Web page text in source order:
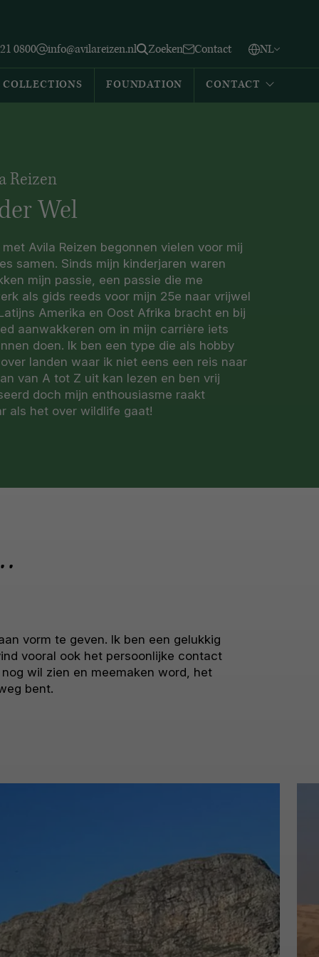
0800 info@avilareizen.nl Zoeken Contact NL
Español
COLLECTIONS FOUNDATION CONTACT
Reizen
Wel
Avila Reizen begonnen vielen voor mij
samen. Sinds mijn kinderjaren waren
mijn passie, een passie die me
als gids reeds voor mijn 25e naar vrijwel
Amerika en Oost Afrika bracht en bij
aanwakkeren om in mijn carrière iets
doen. Ik ben een type die als hobby
landen waar ik niet eens een reis naar
van A tot Z uit kan lezen en ben vrij
doch mijn enthousiasme raakt
als het over wildlife gaat!
vorm te geven. Ik ben een gelukkig
vooral ook het persoonlijke contact
wil zien en meemaken word, het
bent.